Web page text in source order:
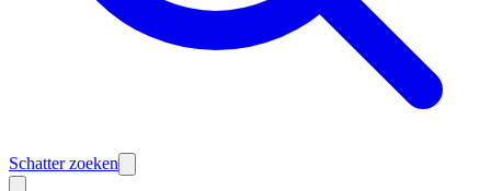
Schatter zoeken